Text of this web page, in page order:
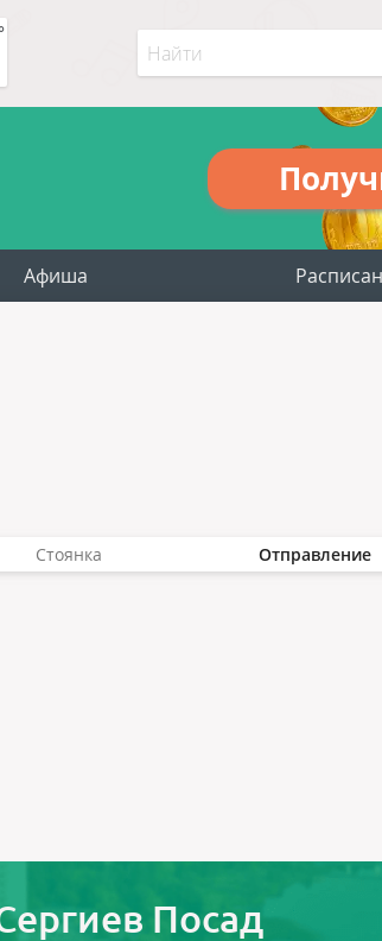
Афиша
Стоянка Отправление
Посад